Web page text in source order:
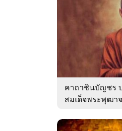
คาถาชินบัญชร
สมเด็จพระพุฒา